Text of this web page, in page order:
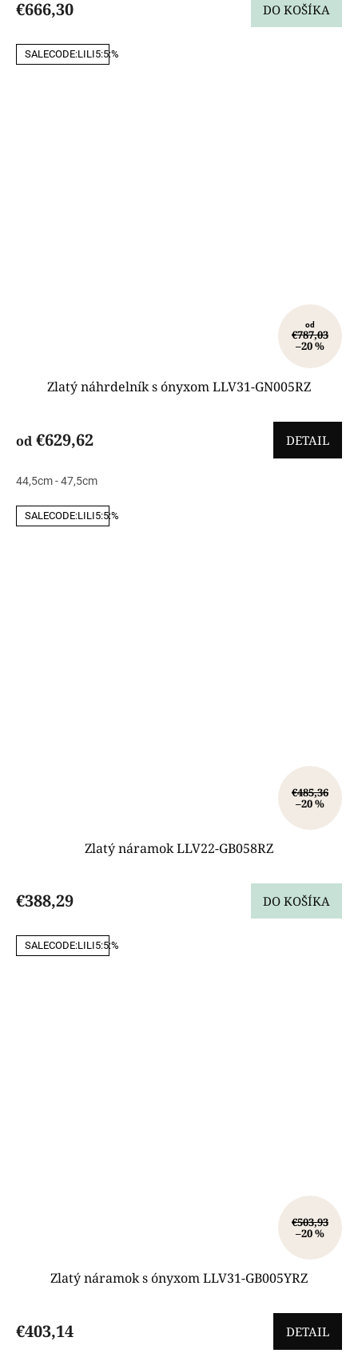
€666,30 DO KOŠÍKA
SALECODE:LILI5:5:%
od
€787,03
–20 %
Zlatý náhrdelník s ónyxom LLV31-GN005RZ
od€629,62 DETAIL
44,5cm - 47,5cm
SALECODE:LILI5:5:%
€485,36
–20 %
Zlatý náramok LLV22-GB058RZ
€388,29 DO KOŠÍKA
SALECODE:LILI5:5:%
€503,93
–20 %
Zlatý náramok s ónyxom LLV31-GB005YRZ
€403,14 DETAIL